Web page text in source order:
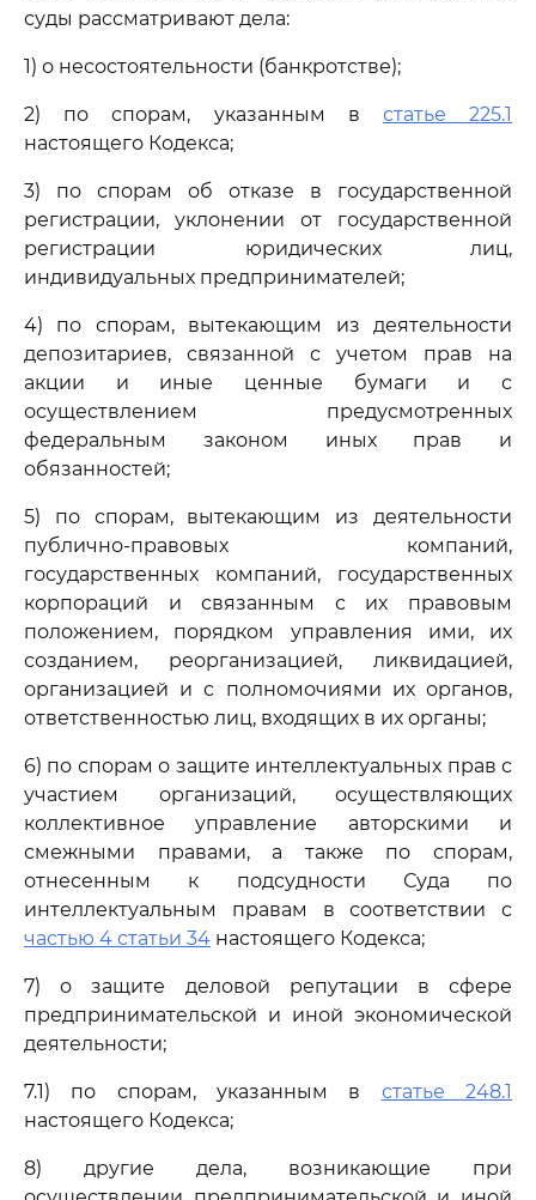
суды рассматривают дела:
1) о несостоятельности (банкротстве);
2) по спорам, указанным в статье 225.1
настоящего Кодекса;
3) по спорам об отказе в государственной
регистрации, уклонении от государственной
регистрации юридических лиц,
индивидуальных предпринимателей;
4) по спорам, вытекающим из деятельности
депозитариев, связанной с учетом прав на
акции и иные ценные бумаги и с
осуществлением предусмотренных
федеральным законом иных прав и
обязанностей;
5) по спорам, вытекающим из деятельности
публично-правовых компаний,
государственных компаний, государственных
корпораций и связанным с их правовым
положением, порядком управления ими, их
созданием, реорганизацией, ликвидацией,
организацией и с полномочиями их органов,
ответственностью лиц, входящих в их органы;
6) по спорам о защите интеллектуальных прав с
участием организаций, осуществляющих
коллективное управление авторскими и
смежными правами, а также по спорам,
отнесенным к подсудности Суда по
интеллектуальным правам в соответствии с
частью 4 статьи 34 настоящего Кодекса;
7) о защите деловой репутации в сфере
предпринимательской и иной экономической
деятельности;
7.1) по спорам, указанным в статье 248.1
настоящего Кодекса;
8) другие дела, возникающие при